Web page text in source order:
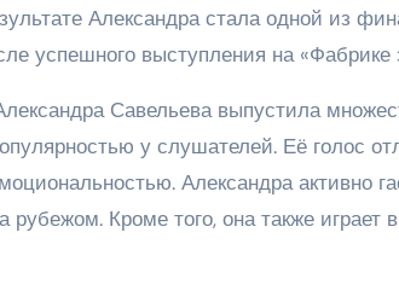
Александра стала одной из
успешного выступления на
Савельева выпустила
у слушателей. Её голос
Александра активно
рубежом. Кроме того, она также